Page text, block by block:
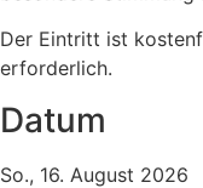
Der Eintritt ist
erforderlich.
Datum
So., 16. August 2026